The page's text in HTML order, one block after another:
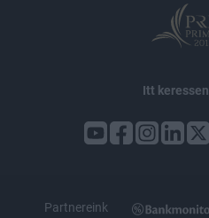
Itt
Partnereink